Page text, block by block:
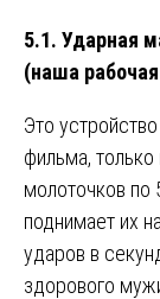
5.1. Ударная
(наша
Это
фильма, только
молоточков
поднимает их
ударов в
здорового